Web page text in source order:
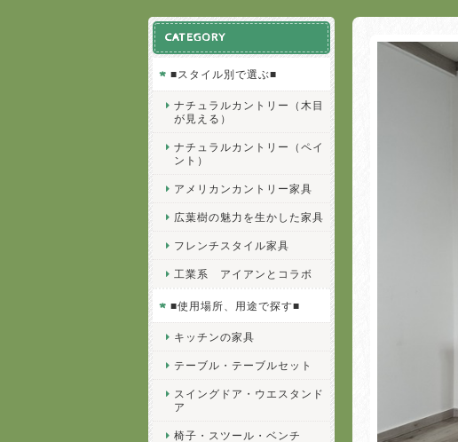
CATEGORY
■スタイル別で選ぶ■
ナチュラルカントリー（木目
が見える）
ナチュラルカントリー（ペイ
ント）
アメリカンカントリー家具
広葉樹の魅力を生かした家具
フレンチスタイル家具
工業系 アイアンとコラボ
■使用場所、用途で探す■
キッチンの家具
テーブル・テーブルセット
スイングドア・ウエスタンド
ア
椅子・スツール・ベンチ